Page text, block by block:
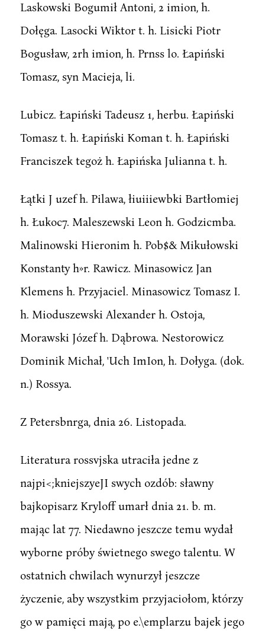
Laskowski Bogumił Antoni, 2 imion, h.
Dołęga. Lasocki Wiktor t. h. Lisicki Piotr
Bogusław, 2rh imion, h. Prnss lo. Łapiński
Tomasz, syn Macieja, li.
Lubicz. Łapiński Tadeusz 1, herbu. Łapiński
Tomasz t. h. Łapiński Koman t. h. Łapiński
Franciszek tegoż h. Łapińska Julianna t. h.
Łątki J uzef h. Pilawa, łiuiiiewbki Bartłomiej
h. Łukoc7. Maleszewski Leon h. Godzicmba.
Malinowski Hieronim h. Pob$& Mikułowski
Konstanty h»r. Rawicz. Minasowicz Jan
Klemens h. Przyjaciel. Minasowicz Tomasz I.
h. Mioduszewski Alexander h. Ostoja,
Morawski Józef h. Dąbrowa. Nestorowicz
Dominik Michał, 'Uch ImIon, h. Dołyga. (dok.
n.) Rossya.
Z Petersbnrga, dnia 26. Listopada.
Literatura rossvjska utraciła jedne z
najpi<;kniejszyeJI swych ozdób: sławny
bajkopisarz Kryloff umarł dnia 21. b. m.
mając lat 77. Niedawno jeszcze temu wydał
wyborne próby świetnego swego talentu. W
ostatnich chwilach wynurzył jeszcze
życzenie, aby wszystkim przyjaciołom, którzy
go w pamięci mają, po e.\emplarzu bajek jego